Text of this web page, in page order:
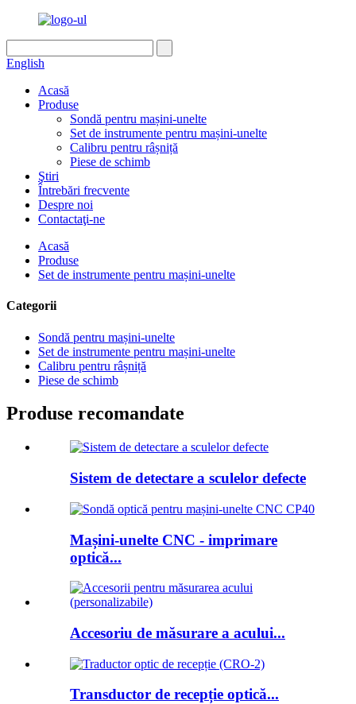
English
Acasă
Produse
Sondă pentru mașini-unelte
Set de instrumente pentru mașini-unelte
Calibru pentru râșniță
Piese de schimb
Ştiri
Întrebări frecvente
Despre noi
Contactaţi-ne
Acasă
Produse
Set de instrumente pentru mașini-unelte
Categorii
Sondă pentru mașini-unelte
Set de instrumente pentru mașini-unelte
Calibru pentru râșniță
Piese de schimb
Produse recomandate
Sistem de detectare a sculelor defecte
Mașini-unelte CNC - imprimare
optică...
Accesoriu de măsurare a acului...
Transductor de recepție optică...